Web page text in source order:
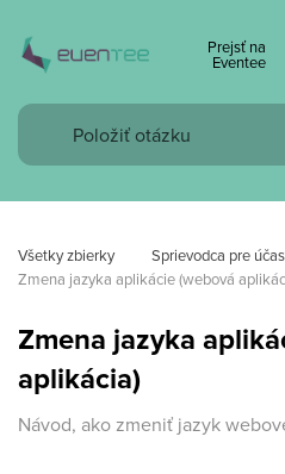
Prejsť na
Eventee
Všetky zbierky Sprievodca pre
Zmena jazyka aplikácie (webová
Zmena jazyka
aplikácia)
Návod, ako zmeniť jazyk